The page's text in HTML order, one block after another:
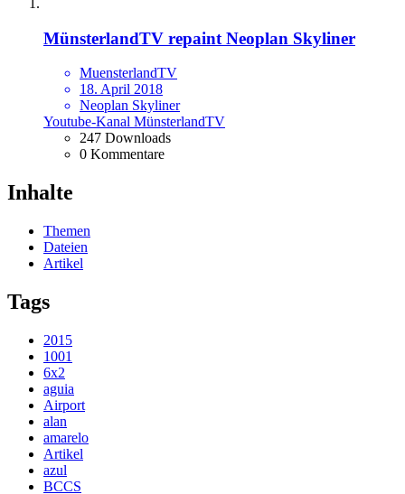
MünsterlandTV repaint Neoplan Skyliner
MuensterlandTV
18. April 2018
Neoplan Skyliner
Youtube-Kanal MünsterlandTV
247 Downloads
0 Kommentare
Inhalte
Themen
Dateien
Artikel
Tags
2015
1001
6x2
aguia
Airport
alan
amarelo
Artikel
azul
BCCS